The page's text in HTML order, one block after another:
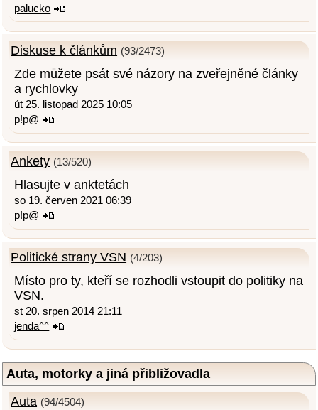
palucko
Diskuse k článkům (93/2473)
Zde můžete psát své názory na zveřejněné články
a rychlovky
út 25. listopad 2025 10:05
p!p@
Ankety (13/520)
Hlasujte v anktetách
so 19. červen 2021 06:39
p!p@
Politické strany VSN (4/203)
Místo pro ty, kteří se rozhodli vstoupit do politiky na
VSN.
st 20. srpen 2014 21:11
jenda^^
Auta, motorky a jiná přibližovadla
Auta (94/4504)